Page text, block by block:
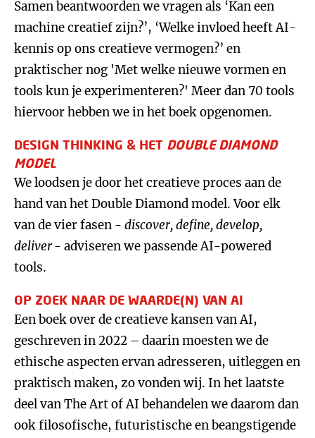
Samen beantwoorden we vragen als ‘Kan een
machine creatief zijn?’, ‘Welke invloed heeft AI-
kennis op ons creatieve vermogen?’ en
praktischer nog 'Met welke nieuwe vormen en
tools kun je experimenteren?' Meer dan 70 tools
hiervoor hebben we in het boek opgenomen.
DESIGN THINKING & HET DOUBLE DIAMOND
MODEL
We loodsen je door het creatieve proces aan de
hand van het Double Diamond model. Voor elk
van de vier fasen - discover, define, develop,
deliver- adviseren we passende AI-powered
tools.
OP ZOEK NAAR DE WAARDE(N) VAN AI
Een boek over de creatieve kansen van AI,
geschreven in 2022 – daarin moesten we de
ethische aspecten ervan adresseren, uitleggen en
praktisch maken, zo vonden wij. In het laatste
deel van The Art of AI behandelen we daarom dan
ook filosofische, futuristische en beangstigende